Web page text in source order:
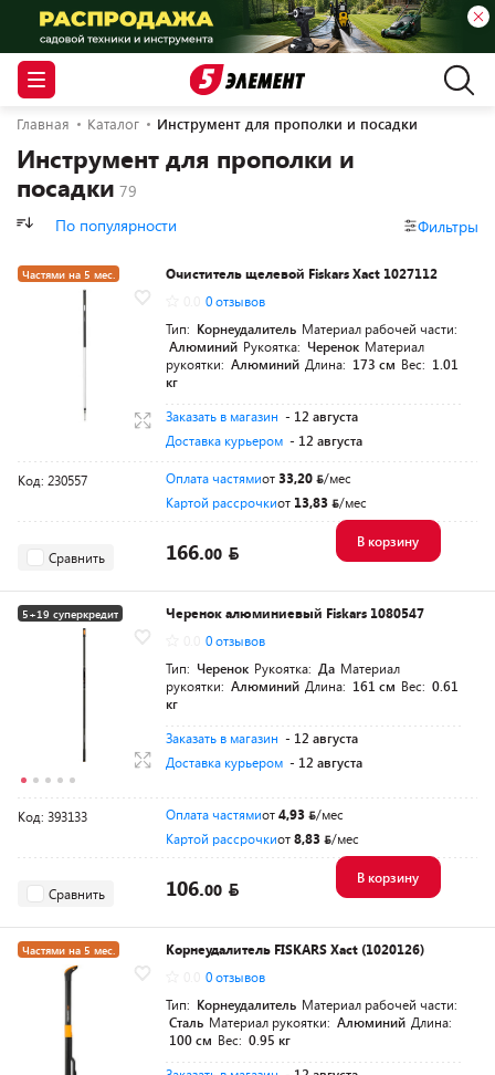
Главная Каталог Инструмент для прополки и посадки
Инструмент для прополки и
посадки
По популярности Фильтры
Частями на 5 мес.
Разумная цена
Очиститель щелевой Fiskars Xact 1027112
0 отзывов
Тип: Корнеудалитель Материал рабочей части:
Алюминий Рукоятка: Черенок Материал
рукоятки: Алюминий Длина: 173 см Вес: 1.01
кг
Заказать в магазин - 12 августа
Доставка курьером - 12 августа
Код: 230557 Оплата частямиот33,20
/мес
Картой рассрочкиот 13,83 /мес
Сравнить 166.00
В корзину
5+19 суперкредит
Черенок алюминиевый Fiskars 1080547
0 отзывов
Тип: Черенок Рукоятка: Да Материал
рукоятки: Алюминий Длина: 161 см Вес: 0.61
кг
Заказать в магазин - 12 августа
Доставка курьером - 12 августа
Код: 393133 Оплата частямиот4,93
/мес
Картой рассрочкиот8,83 /мес
Сравнить 106.00
В корзину
Частями на 5 мес.
Разумная цена
Корнеудалитель FISKARS Xact (1020126)
0 отзывов
Тип: Корнеудалитель Материал рабочей части:
Сталь Материал рукоятки: Алюминий Длина:
100 см Вес: 0.95 кг